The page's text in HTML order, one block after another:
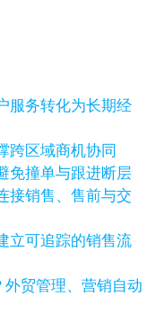
服务转化为长期经
跨区域商机协同
免撞单与跟进断层
接销售、售前与交
立可追踪的销售流
贸管理、营销自动